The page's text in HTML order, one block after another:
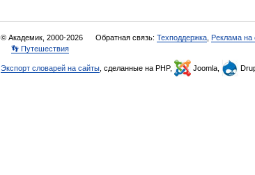
© Академик, 2000-2026 Обратная связь: Техподдержка Реклама на
👣 Путешествия
Экспорт словарей на сайты , сделанные на PHP, Joomla,